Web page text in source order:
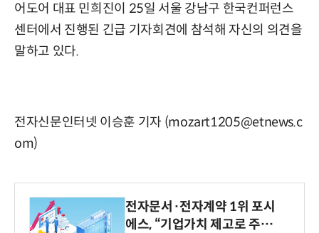
어도어 대표 민희진이 25일 서울 강남구 한국컨퍼런스
센터에서 진행된 긴급 기자회견에 참석해 자신의 의견을
말하고 있다.
전자신문인터넷 이승훈 기자 (mozart1205@etnews.c
om)
전자문서·전자계약 1위 포시
에스, “기업가치 제고로 주주